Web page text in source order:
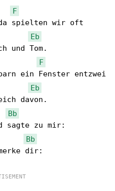
F
spielten wir oft
Eb
und Tom.
F
ein Fenster entzwei
Eb
davon.
Bb
sagte zu mir:
Bb
dir: